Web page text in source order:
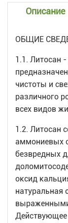
Описание
ОБЩИЕ
1.1. Литосан -
чистоты и
различного
всех видов
1.2. Литосан
аммониевых
безвредных
оксид
натуральная
Действующее